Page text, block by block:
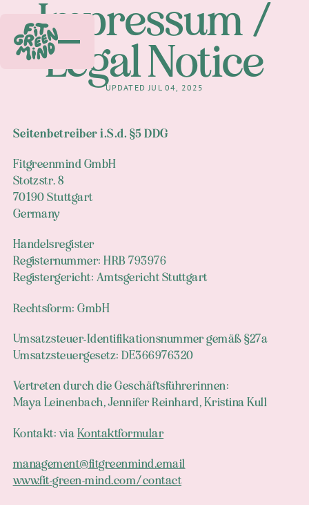
Impressum /
Legal Notice
UPDATED JUL 04, 2025
Seitenbetreiber i.S.d. §5 DDG
Fitgreenmind GmbH
Stotzstr. 8
70190 Stuttgart
Germany
Handelsregister
Registernummer: HRB 793976
Registergericht: Amtsgericht Stuttgart
Rechtsform: GmbH
Umsatzsteuer-Identifikationsnummer gemäß §27a
Umsatzsteuergesetz: DE366976320
Vertreten durch die Geschäftsführerinnen:
Maya Leinenbach, Jennifer Reinhard, Kristina Kull
Kontakt: viaKontaktformular
management@fitgreenmind.email
www.fit-green-mind.com/contact